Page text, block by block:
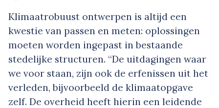
Klimaatrobuust ontwerpen is altijd een
kwestie van passen en meten: oplossingen
moeten worden ingepast in bestaande
stedelijke structuren. “De uitdagingen waar
we voor staan, zijn ook de erfenissen uit het
verleden, bijvoorbeeld de klimaatopgave
zelf. De overheid heeft hierin een leidende